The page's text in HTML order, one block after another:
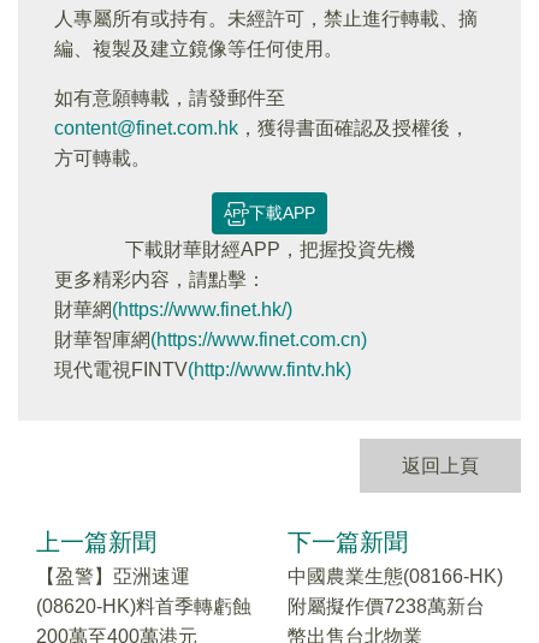
人專屬所有或持有。未經許可，禁止進行轉載、摘
編、複製及建立鏡像等任何使用。
如有意願轉載，請發郵件至
content@finet.com.hk ，獲得書面確認及授權後，
方可轉載。
下載APP
下載財華財經APP，把握投資先機
更多精彩内容，請點擊：
財華網(https://www.finet.hk/)
財華智庫網(https://www.finet.com.cn)
現代電視FINTV(http://www.fintv.hk)
返回上頁
上一篇新聞
【盈警】亞洲速運
(08620-HK)料首季轉虧蝕
200萬至400萬港元
下一篇新聞
中國農業生態(08166-HK)
附屬擬作價7238萬新台
幣出售台北物業